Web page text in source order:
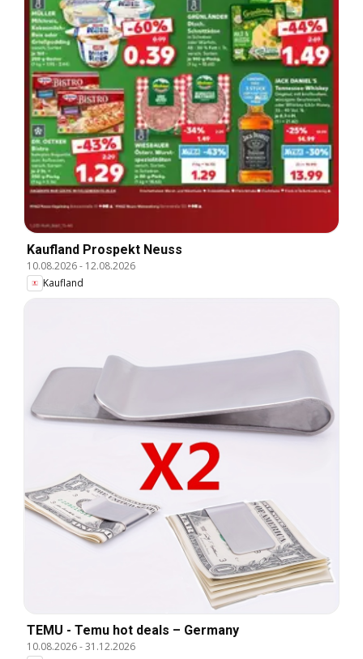
Kaufland Prospekt Neuss
10.08.2026- 12.08.2026
Kaufland
TEMU - Temu hot deals – Germany
10.08.2026-31.12.2026